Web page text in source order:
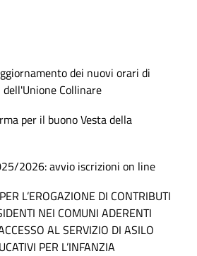
dei nuovi orari di
Collinare
per il buono Vesta della
2026: avvio iscrizioni on line
L’EROGAZIONE DI CONTRIBUTI
NEI COMUNI ADERENTI
AL SERVIZIO DI ASILO
PER L’INFANZIA